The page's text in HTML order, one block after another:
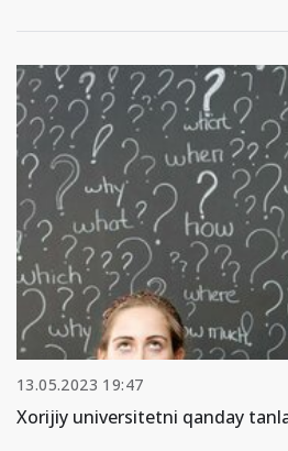
13.05.2023 19:47
Xorijiy universitetni qanday